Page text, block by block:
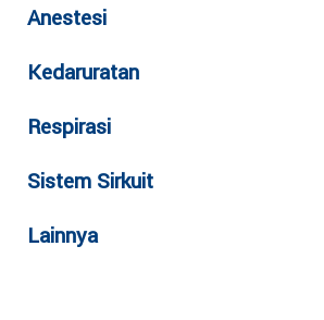
Anestesi
Kedaruratan
Respirasi
Sistem Sirkuit
Lainnya